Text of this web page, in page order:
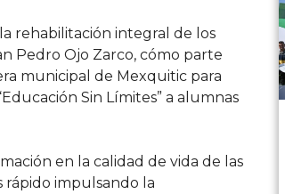
rehabilitación integral de los
Pedro Ojo Zarco, cómo parte
municipal de Mexquitic para
Sin Límites” a alumnas
en la calidad de vida de las
rápido impulsando la